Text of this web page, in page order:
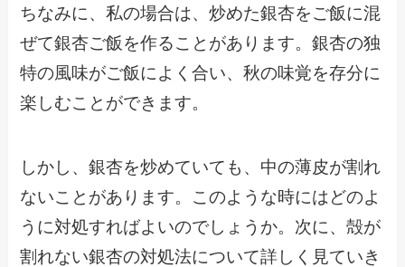
ちなみに、私の場合は、炒めた銀杏をご飯に混
ぜて銀杏ご飯を作ることがあります。銀杏の独
特の風味がご飯によく合い、秋の味覚を存分に
楽しむことができます。
しかし、銀杏を炒めていても、中の薄皮が割れ
ないことがあります。このような時にはどのよ
うに対処すればよいのでしょうか。次に、殻が
割れない銀杏の対処法について詳しく見ていき